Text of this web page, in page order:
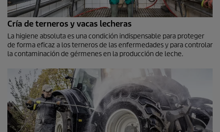
Cría de terneros y vacas lecheras
La higiene absoluta es una condición indispensable para proteger
de forma eficaz a los terneros de las enfermedades y para controlar
la contaminación de gérmenes en la producción de leche.